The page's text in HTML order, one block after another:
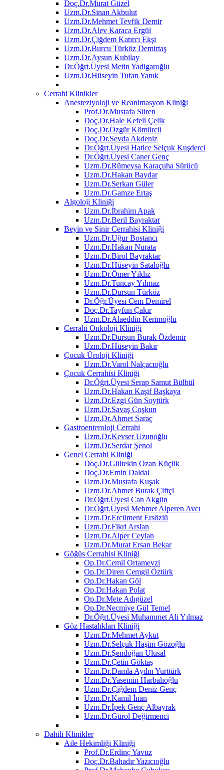
Doç.Dr.Murat Güzel
Uzm.Dr.Sinan Akbulut
Uzm.Dr.Mehmet Tevfik Demir
Uzm.Dr.Alev Karaca Ergül
Uzm.Dr.Çiğdem Katırcı Ekşi
Uzm.Dr.Burcu Türköz Demirtaş
Uzm.Dr.Aysun Kubilay
Dr.Öğrt.Üyesi Metin Yadigaroğlu
Uzm.Dr.Hüseyin Tufan Yanık
Cerrahi Klinikler
Anesteziyoloji ve Reanimasyon Kliniği
Prof.Dr.Mustafa Süren
Doç.Dr.Hale Kefeli Çelik
Doç.Dr.Özgür Kömürcü
Doç.Dr.Sevda Akdeniz
Dr.Öğrt.Üyesi Hatice Selçuk Kuşderci
Dr.Öğrt.Üyesi Caner Genç
Uzm.Dr.Rümeysa Karaçuha Sürücü
Uzm.Dr.Hakan Baydar
Uzm.Dr.Serkan Güler
Uzm.Dr.Gamze Ertaş
Algoloji Kliniği
Uzm.Dr.İbrahim Apak
Uzm.Dr.Beril Bayraktar
Beyin ve Sinir Cerrahisi Kliniği
Uzm.Dr.Uğur Bostancı
Uzm.Dr.Hakan Nurata
Uzm.Dr.Birol Bayraktar
Uzm.Dr.Hüseyin Sataloğlu
Uzm.Dr.Ömer Yıldız
Uzm.Dr.Tuncay Yılmaz
Uzm.Dr.Dursun Türköz
Dr.Öğr.Üyesi Cem Demirel
Doç.Dr.Tayfun Çakır
Uzm.Dr.Alaeddin Kerimoğlu
Cerrahi Onkoloji Kliniği
Uzm.Dr.Dursun Burak Özdemir
Uzm.Dr.Hüseyin Bakır
Çocuk Üroloji Kliniği
Uzm.Dr.Varol Nalçacıoğlu
Çocuk Cerrahisi Kliniği
Dr.Öğrt.Üyesi Serap Samut Bülbül
Uzm.Dr.Hakan Kaşif Başkaya
Uzm.Dr.Ezgi Gün Soytürk
Uzm.Dr.Savaş Coşkun
Uzm.Dr.Ahmet Saraç
Gastroenteroloji Cerrahi
Uzm.Dr.Kevser Uzunoğlu
Uzm.Dr.Serdar Şenol
Genel Cerrahi Kliniği
Doç.Dr.Gültekin Ozan Küçük
Doç.Dr.Emin Daldal
Uzm.Dr.Mustafa Kuşak
Uzm.Dr.Ahmet Burak Çiftçi
Dr.Öğrt.Üyesi Can Akgün
Dr.Öğrt.Üyesi Mehmet Alperen Avcı
Uzm.Dr.Ercüment Ersözlü
Uzm.Dr.Fikri Arslan
Uzm.Dr.Alper Ceylan
Uzm.Dr.Murat Ersan Bekar
Göğüs Cerrahisi Kliniği
Op.Dr.Cemil Ortamevzi
Op.Dr.Diren Cemgil Öztürk
Op.Dr.Hakan Göl
Op.Dr.Hakan Polat
Op.Dr.Mete Adıgüzel
Op.Dr.Necmiye Gül Temel
Dr.Öğrt.Üyesi Muhammet Ali Yılmaz
Göz Hastalıkları Kliniği
Uzm.Dr.Mehmet Aykut
Uzm.Dr.Selçuk Haşim Gözoğlu
Uzm.Dr.Şendoğan Ulusal
Uzm.Dr.Çetin Göktaş
Uzm.Dr.Damla Aydın Yurttürk
Uzm.Dr.Yasemin Harbalıoğlu
Uzm.Dr.Çiğdem Deniz Genç
Uzm.Dr.Kamil İnan
Uzm.Dr.İpek Genç Albayrak
Uzm.Dr.Gürol Değirmenci
Dahili Klinikler
Aile Hekimliği Kliniği
Prof.Dr.Erdinç Yavuz
Doç.Dr.Bahadır Yazıcıoğlu